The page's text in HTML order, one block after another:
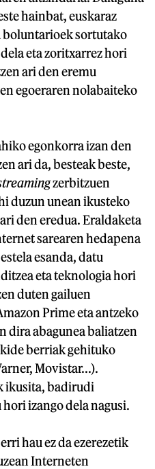
hainbat, euskaraz
boluntarioek sortutako
eta zoritxarrez hori
ari den eremu
egoeraren nolabaiteko
egonkorra izan den
ari da, besteak beste,
zerbitzuen
duzun unean ikusteko
den eredua. Eraldaketa
sarearen hedapena
esanda, datu
eta teknologia hori
duten gailuen
Prime eta antzeko
dira abagunea baliatzen
berriak gehituko
Movistar...).
ikusita, badirudi
izango dela nagusi.
hau ez da ezerezetik
Interneten